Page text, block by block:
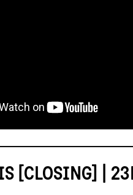
[CLOSING] |